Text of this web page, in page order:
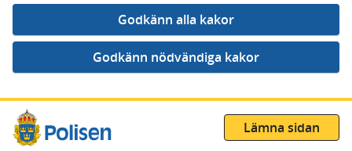
Gå direkt till innehåll
Lämna sidan